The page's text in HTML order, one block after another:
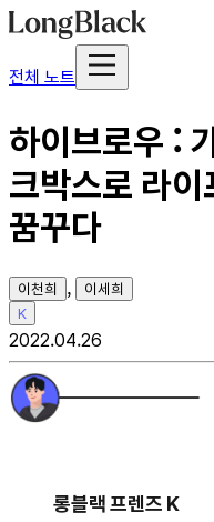
전체 노트
하이브로우 :
크박스로 라
꿈꾸다
이천희 ,
이세희
K
2022.04.26
롱블랙 프렌즈 K